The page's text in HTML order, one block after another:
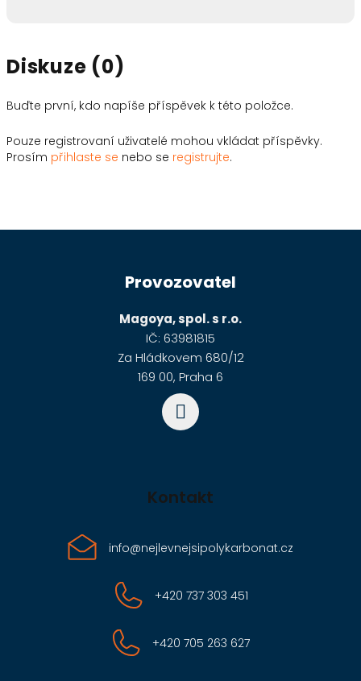
Diskuze (0)
Buďte první, kdo napíše příspěvek k této položce.
Pouze registrovaní uživatelé mohou vkládat příspěvky.
Prosím přihlaste se nebo se registrujte.
Provozovatel
Magoya, spol. s r.o.
IČ: 63981815
Za Hládkovem 680/12
169 00, Praha 6
Kontakt
info@nejlevnejsipolykarbonat.cz
+420 737 303 451
+420 705 263 627